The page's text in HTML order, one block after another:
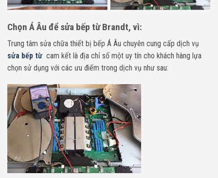
Chọn Á Âu để sửa bếp từ Brandt, vì:
Trung tâm sửa chữa thiết bị bếp Á Âu chuyên cung cấp dịch vụ
sửa bếp từ cam kết là địa chỉ số một uy tín cho khách hàng lựa
chọn sử dụng với các ưu điểm trong dịch vụ như sau: